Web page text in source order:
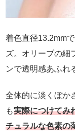
着色直径13.2mm
ズ。オリーブの細
ンで透明感あふれ
全体的に淡くぼか
も実際につけてみ
チュラルな色素の